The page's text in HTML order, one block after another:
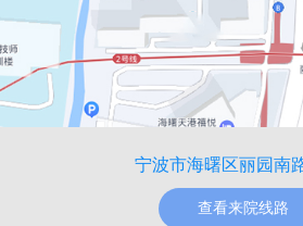
宁波市海曙区丽园南
查看来院线路